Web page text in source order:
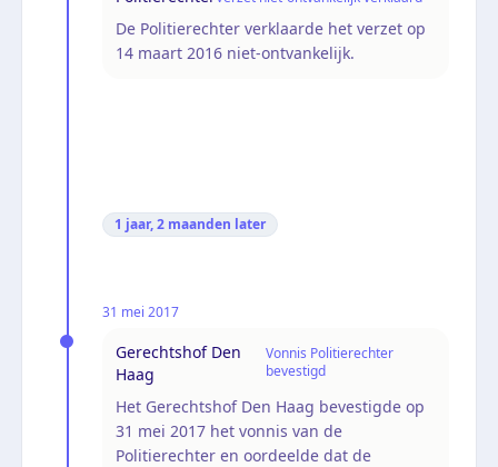
De Politierechter verklaarde het verzet op
14 maart 2016 niet-ontvankelijk.
1 jaar, 2 maanden later
31 mei 2017
Gerechtshof Den
Haag
Vonnis Politierechter
bevestigd
Het Gerechtshof Den Haag bevestigde op
31 mei 2017 het vonnis van de
Politierechter en oordeelde dat de